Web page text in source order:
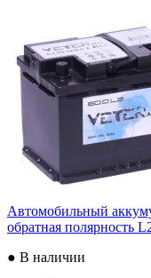
Автомобильный
обратная полярность
● В наличии